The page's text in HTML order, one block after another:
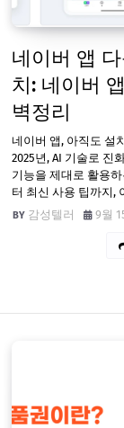
네이버 앱
치: 네이버
벽정리
네이버 앱, 아직도 설
2025년, AI 기술로 진
기능을 제대로 활용
터 최신 사용 팁까지,
감성텔러
9월